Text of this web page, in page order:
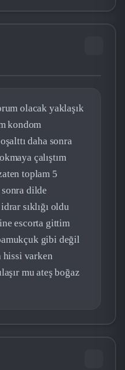
olacak yaklaşık
kondom
daha sonra
çalıştım
toplam 5
dilde
sıklığı oldu
escorta gittim
gibi değil
hissi varken
mu ateş boğaz